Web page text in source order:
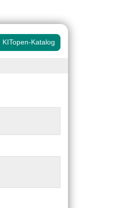
KITopen-Katalog